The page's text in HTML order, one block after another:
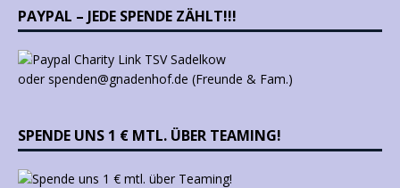
PAYPAL – JEDE SPENDE ZÄHLT!!!
oder spenden@gnadenhof.de (Freunde & Fam.)
SPENDE UNS 1 € MTL. ÜBER TEAMING!